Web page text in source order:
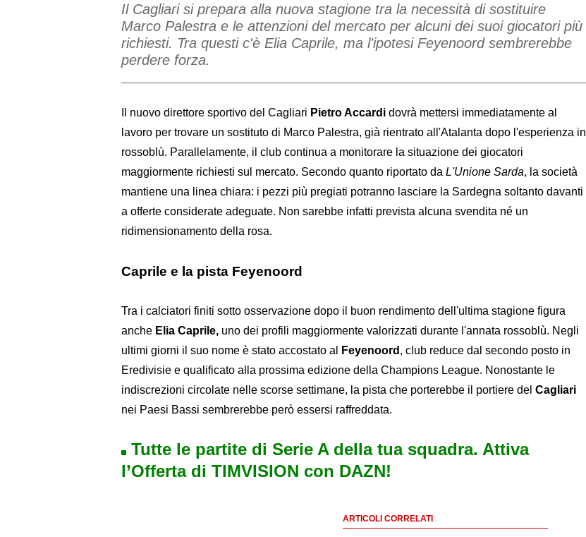
Il Cagliari si prepara alla nuova stagione tra la necessità di sostituire
Marco Palestra e le attenzioni del mercato per alcuni dei suoi giocatori più
richiesti. Tra questi c'è Elia Caprile, ma l'ipotesi Feyenoord sembrerebbe
perdere forza.
Il nuovo direttore sportivo del Cagliari Pietro Accardi dovrà mettersi immediatamente al
lavoro per trovare un sostituto di Marco Palestra, già rientrato all'Atalanta dopo l'esperienza in
rossoblù. Parallelamente, il club continua a monitorare la situazione dei giocatori
maggiormente richiesti sul mercato. Secondo quanto riportato da L'Unione Sarda, la società
mantiene una linea chiara: i pezzi più pregiati potranno lasciare la Sardegna soltanto davanti
a offerte considerate adeguate. Non sarebbe infatti prevista alcuna svendita né un
ridimensionamento della rosa.
Caprile e la pista Feyenoord
Tra i calciatori finiti sotto osservazione dopo il buon rendimento dell'ultima stagione figura
anche Elia Caprile, uno dei profili maggiormente valorizzati durante l'annata rossoblù. Negli
ultimi giorni il suo nome è stato accostato al
Feyenoord , club reduce dal secondo posto in
Eredivisie e qualificato alla prossima edizione della Champions League. Nonostante le
indiscrezioni circolate nelle scorse settimane, la pista che porterebbe il portiere del Cagliari
nei Paesi Bassi sembrerebbe però essersi raffreddata.
Tutte le partite di Serie A della tua squadra. Attiva
l’Offerta di TIMVISION con DAZN!
ARTICOLI CORRELATI